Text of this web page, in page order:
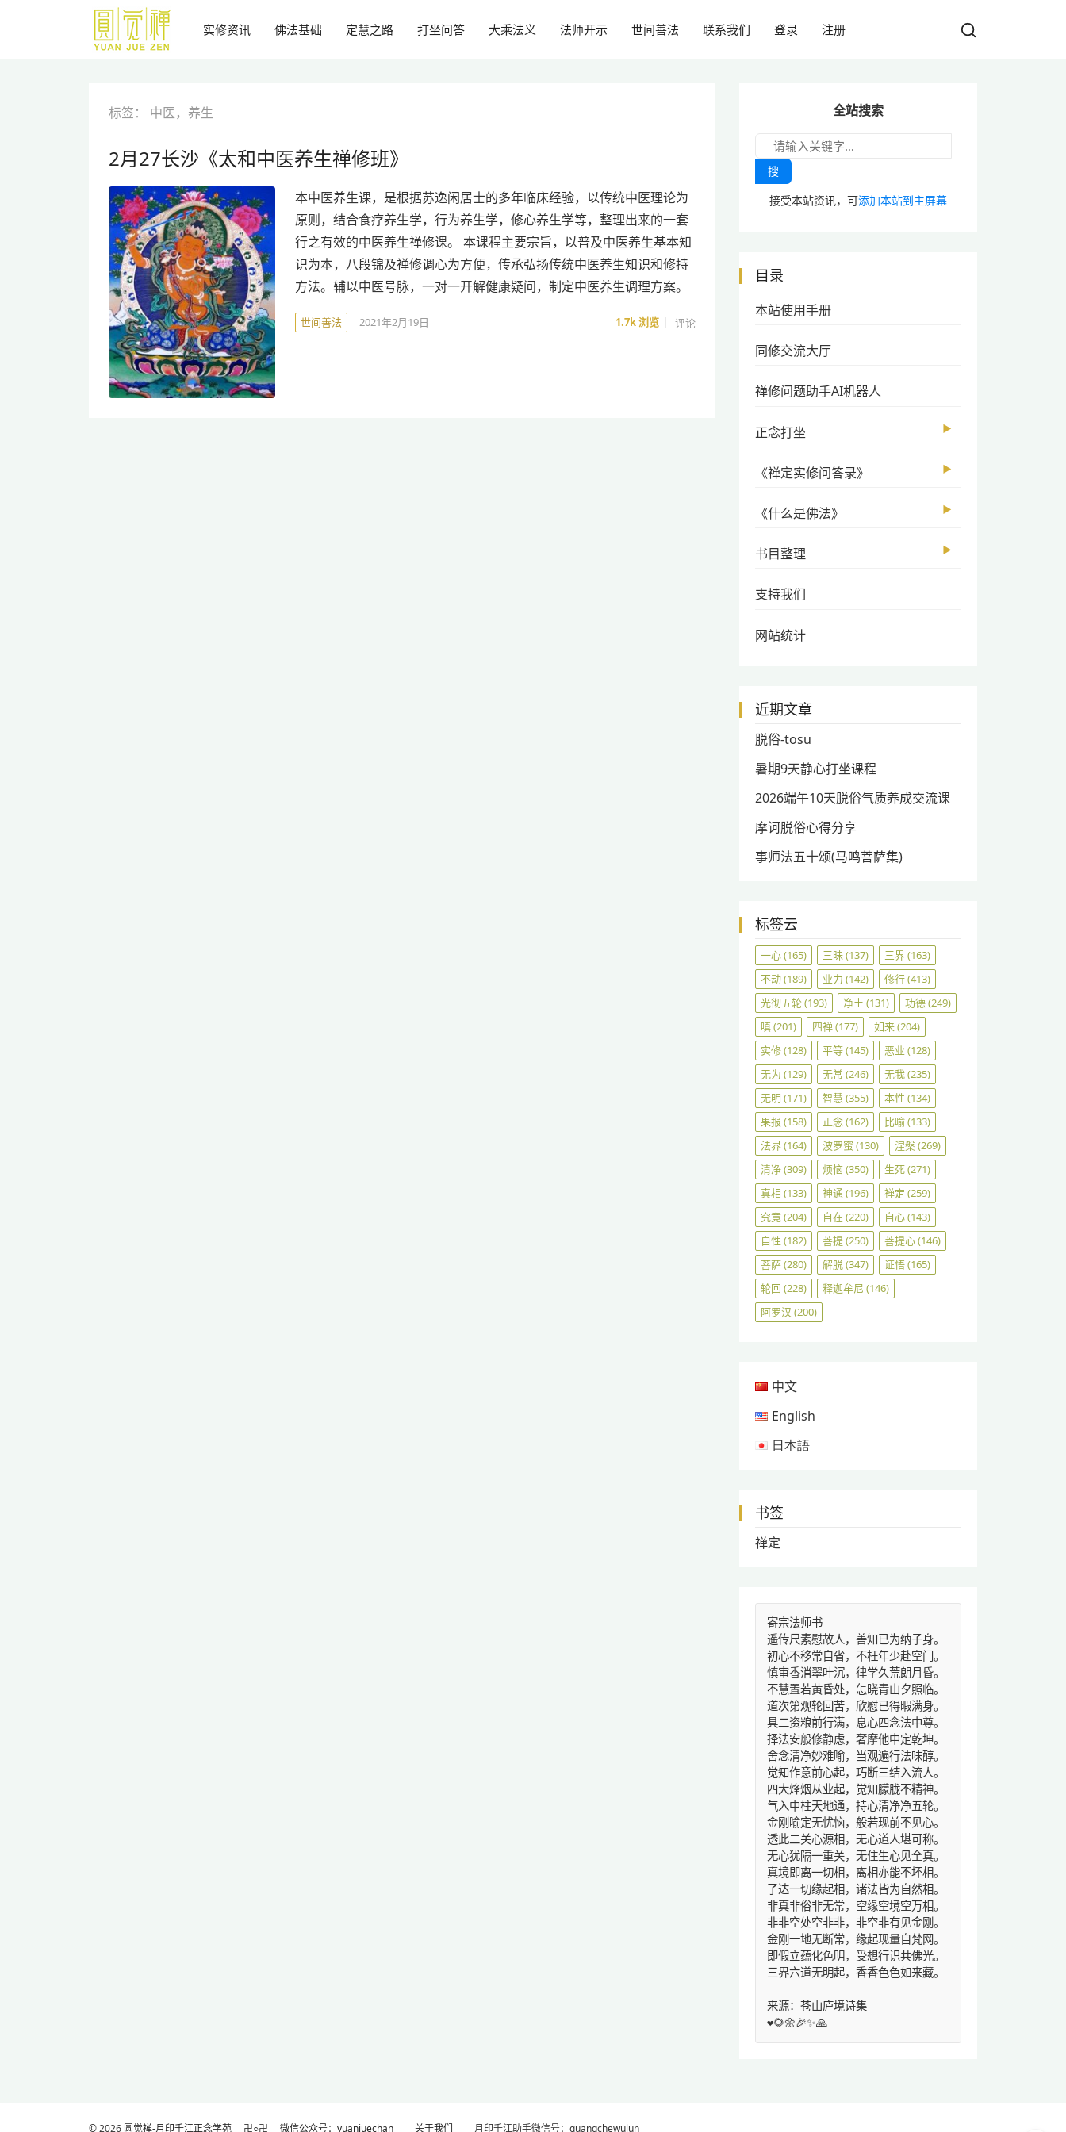
实修资讯 佛法基础 定慧之路 打坐问答 大乘法义 法师开示 世间善法 联系我们 登录 注册
标签： 中医，养生
2月27长沙《太和中医养生禅修班》
本中医养生课，是根据苏逸闲居士的多年临床经验，以传统中医理论为
原则，结合食疗养生学，行为养生学，修心养生学等，整理出来的一套
行之有效的中医养生禅修课。 本课程主要宗旨，以普及中医养生基本知
识为本，八段锦及禅修调心为方便，传承弘扬传统中医养生知识和修持
方法。辅以中医号脉，一对一开解健康疑问，制定中医养生调理方案。
世间善法 2021年2月19日 1.7k浏览 评论
全站搜索
搜
接受本站资讯，可添加本站到主屏幕
目录
本站使用手册
同修交流大厅
禅修问题助手AI机器人
正念打坐 ▶
《禅定实修问答录》 ▶
《什么是佛法》 ▶
书目整理 ▶
支持我们
网站统计
近期文章
脱俗-tosu
暑期9天静心打坐课程
2026端午10天脱俗气质养成交流课
摩诃脱俗心得分享
事师法五十颂(马鸣菩萨集)
标签云
一心(165) 三昧(137) 三界(163)
不动(189) 业力 (142) 修行(413)
光彻五轮(193) 净土 (131) 功德(249)
嗔(201) 四禅(177) 如来(204)
实修(128) 平等(145) 恶业 (128)
无为 (129) 无常 (246) 无我(235)
无明 (171) 智慧 (355) 本性 (134)
果报 (158) 正念(162) 比喻(133)
法界(164) 波罗蜜 (130) 涅槃(269)
清净(309) 烦恼(350) 生死(271)
真相 (133) 神通 (196) 禅定 (259)
究竟(204) 自在(220) 自心(143)
自性 (182) 菩提(250) 菩提心(146)
菩萨(280) 解脱(347) 证悟(165)
轮回 (228) 释迦牟尼 (146)
阿罗汉 (200)
中文
English
日本語
书签
禅定
寄宗法师书
遥传尺素慰故人，善知已为纳子身。
初心不移常自省，不枉年少赴空门。
慎审香消翠叶沉，律学久荒朗月昏。
不慧置若黄昏处，怎晓青山夕照临。
道次第观轮回苦，欣慰已得暇满身。
具二资粮前行满，息心四念法中尊。
择法安般修静虑，奢摩他中定乾坤。
舍念清净妙难喻，当观遍行法味醇。
觉知作意前心起，巧断三结入流人。
四大烽烟从业起，觉知朦胧不精神。
气入中柱天地通，持心清净净五轮。
金刚喻定无忧恼，般若现前不见心。
透此二关心源相，无心道人堪可称。
无心犹隔一重关，无住生心见全真。
真境即离一切相，离相亦能不坏相。
了达一切缘起相，诸法皆为自然相。
非真非俗非无常，空缘空境空万相。
非非空处空非非，非空非有见金刚。
金刚一地无断常，缘起现量自梵网。
即假立蕴化色明，受想行识共佛光。
三界六道无明起，香香色色如来藏。
来源：苍山庐境诗集
❤️🌻🌼🎉✨🙏
© 2026 圆觉禅-月印千江正念学苑 卍○卍 微信公众号：yuanjuechan 关于我们 月印千江助手微信号：guangchewulun